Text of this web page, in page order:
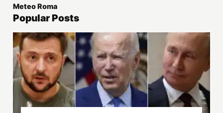
Meteo Roma
Popular Posts